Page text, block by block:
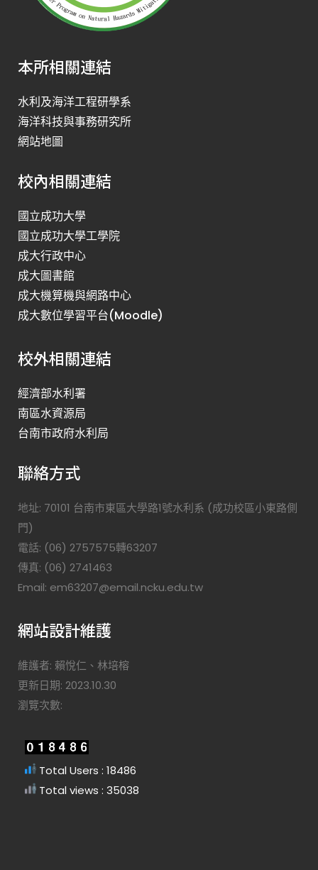
本所相關連結
水利及海洋工程研學系
海洋科技與事務研究所
網站地圖
校內相關連結
國立成功大學
國立成功大學工學院
成大行政中心
成大圖書館
成大機算機與網路中心
成大數位學習平台(Moodle)
校外相關連結
經濟部水利署
南區水資源局
台南市政府水利局
聯絡方式
地址: 70101 台南市東區大學路1號水利系 (成功校區小東路側
門)
電話: (06) 2757575轉63207
傳真: (06) 2741463
Email: em63207@email.ncku.edu.tw
網站設計維護
維護者: 賴悅仁、林培榕
更新日期: 2023.10.30
瀏覽次數:
Total Users : 18486
Total views : 35038